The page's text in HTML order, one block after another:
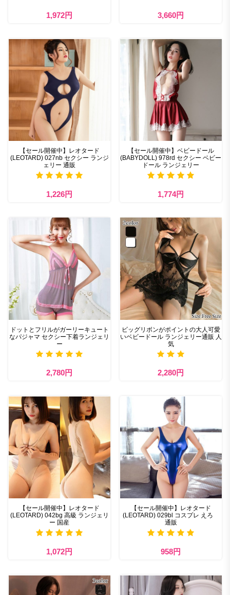
1,972円 3,660円
【セール開催中】レオタード
(LEOTARD) 027nb セクシー ランジ
ェリー 通販
1,226円
【セール開催中】ベビードール
(BABYDOLL) 978rd セクシー ベビー
ドール ランジェリー
1,774円
ドットとフリルがガーリーキュート
なパジャマ セクシー下着ランジェリ
ー
2,780円
ビッグリボンがポイントの大人可愛
いベビードール ランジェリー通販 人
気
2,280円
【セール開催中】レオタード
(LEOTARD) 042bg 高級 ランジェリ
ー 国産
1,072円
【セール開催中】レオタード
(LEOTARD) 029bl コスプレ えろ
通販
958円